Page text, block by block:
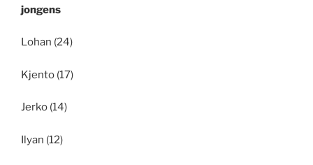
jongens
Lohan (24)
Kjento (17)
Jerko (14)
Ilyan (12)